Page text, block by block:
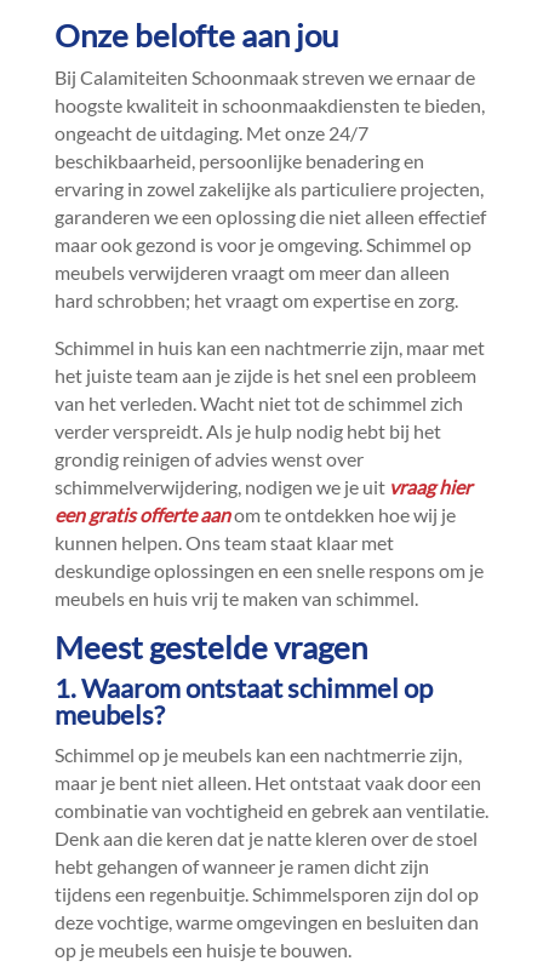
Onze belofte aan jou
Bij Calamiteiten Schoonmaak streven we ernaar de
hoogste kwaliteit in schoonmaakdiensten te bieden,
ongeacht de uitdaging.​ Met onze 24/7
beschikbaarheid, persoonlijke benadering en
ervaring in zowel zakelijke als particuliere projecten,
garanderen we een oplossing die niet alleen effectief
maar ook gezond is voor je omgeving.​ Schimmel op
meubels verwijderen vraagt om meer dan alleen
hard schrobben; het vraagt om expertise en zorg.​
Schimmel in huis kan een nachtmerrie zijn, maar met
het juiste team aan je zijde is het snel een probleem
van het verleden.​ Wacht niet tot de schimmel zich
verder verspreidt.​ Als je hulp nodig hebt bij het
grondig reinigen of advies wenst over
schimmelverwijdering, nodigen we je uit vraag hier
een gratis offerte aanom te ontdekken hoe wij je
kunnen helpen.​ Ons team staat klaar met
deskundige oplossingen en een snelle respons om je
meubels en huis vrij te maken van schimmel.​
Meest gestelde vragen
1.​ Waarom ontstaat schimmel op
meubels?
Schimmel op je meubels kan een nachtmerrie zijn,
maar je bent niet alleen.​ Het ontstaat vaak door een
combinatie van vochtigheid en gebrek aan ventilatie.​
Denk aan die keren dat je natte kleren over de stoel
hebt gehangen of wanneer je ramen dicht zijn
tijdens een regenbuitje.​ Schimmelsporen zijn dol op
deze vochtige, warme omgevingen en besluiten dan
op je meubels een huisje te bouwen.​